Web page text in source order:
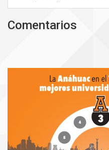
Comentarios